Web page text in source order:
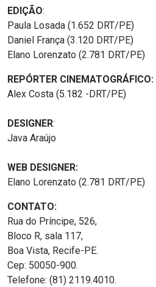
EDIÇÃO:
Paula Losada (1.652 DRT/PE)
Daniel França (3.120 DRT/PE)
Elano Lorenzato (2.781 DRT/PE)
REPÓRTER CINEMATOGRÁFICO:
Alex Costa (5.182 -DRT/PE)
DESIGNER:
Java Araújo
WEB DESIGNER:
Elano Lorenzato (2.781 DRT/PE)
CONTATO:
Rua do Príncipe, 526,
Bloco R, sala 117,
Boa Vista, Recife-PE.
Cep: 50050-900.
Telefone: (81) 2119.4010.